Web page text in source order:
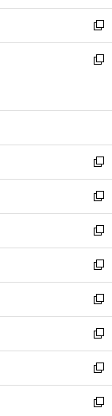
開
く
ウ
で
開
く
ン
ド
ウ
で
ウ
ィ
ン
ド
開
新
し
い
ン
ウ
で
開
く
新
ウ
ン
ド
ウ
で
開
く
新
し
い
ウ
ィ
ン
ド
ウ
で
開
く
新
し
い
ウ
ィ
ン
ド
ウ
で
開
く
新
し
い
ウ
ィ
ン
ド
ウ
で
開
く
新
し
い
ウ
ィ
ン
ド
ウ
で
新
し
い
ウ
ィ
ン
ド
新
し
い
ウ
ィ
新
し
い
新